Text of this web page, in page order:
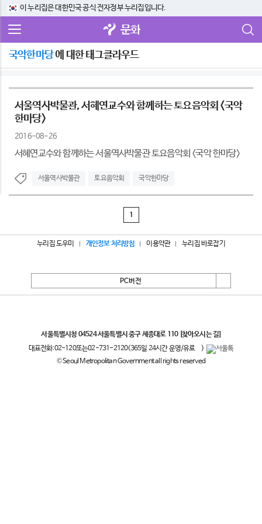
이 누리집은 대한민국 공식 전자정부 누리집입니다.
문화
국악한마당에 대한 태그클라우드
서울역사박물관, 서혜연교수와 함께하는 토요음악회 <국악
한마당>
2016-08-26
서혜연교수와 함께하는 서울역사박물관 토요음악회 <국악 한마당>
서울역사박물관 토요음악회 국악한마당
1
누리집 도우미 개인정보 처리방침 이용약관 누리집 바로잡기
PC버전
서울특별시청 04524 서울특별시 중구 세종대로 110 [찾아오시는 길]
대표전화:02-120또는02-731-2120(365일 24시간 운영/유료
)
© Seoul Metropolitan Government all rights reserved